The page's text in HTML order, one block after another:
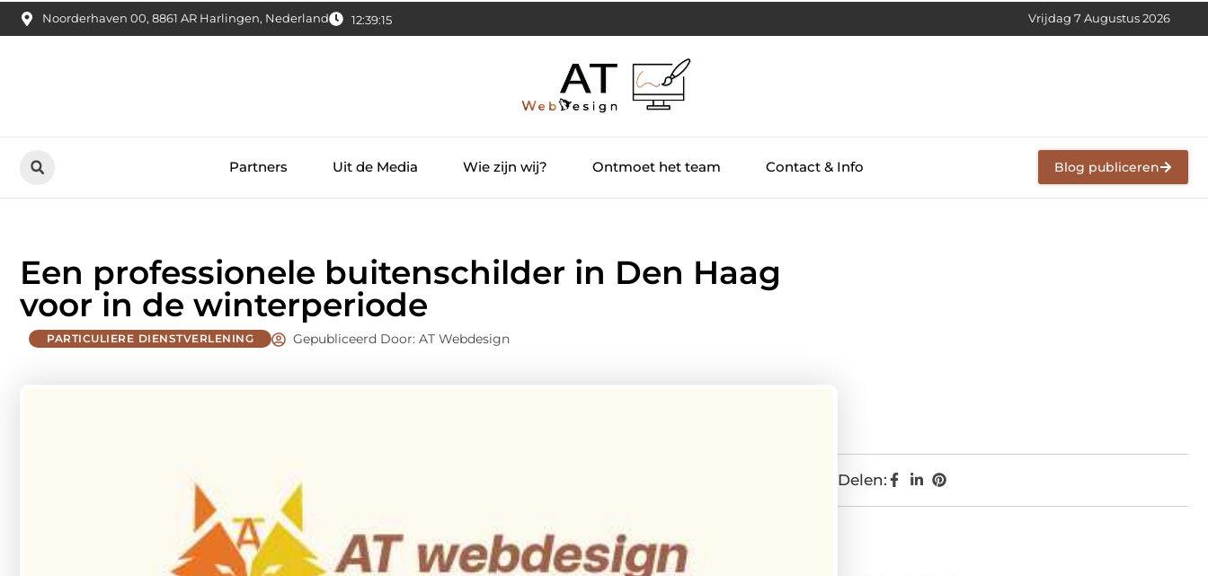
Noorderhaven 00, 8861 AR Harlingen, Nederland 12:39:16 Vrijdag 7 Augustus 2026
Partners Uit de Media Wie zijn wij? Ontmoet het team Contact & Info Blog publiceren
Een professionele buitenschilder in Den Haag
voor in de winterperiode
PARTICULIERE DIENSTVERLENING Gepubliceerd Door: AT Webdesign
Delen: